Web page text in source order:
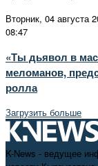
Вторник, 04 августа
08:47
«Ты дьявол в
меломанов,
ролла
Загрузить больше
K-News - ведущее